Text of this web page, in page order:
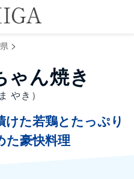
>
ゃん焼き
やき）
た若鶏とたっぷり
た豪快料理